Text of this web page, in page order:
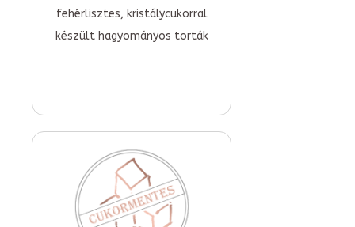
fehérlisztes, kristálycukorral
készült hagyományos torták